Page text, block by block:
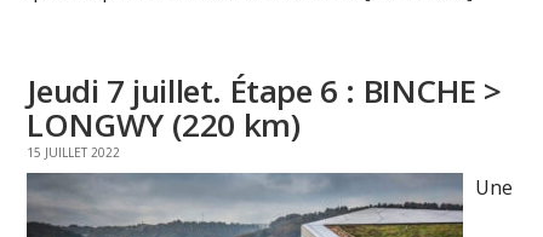
Jeudi 7 juillet. Étape 6 : BINCHE >
LONGWY (220 km)
15 JUILLET 2022
Une